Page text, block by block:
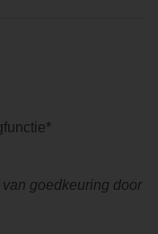
goedkeuring door